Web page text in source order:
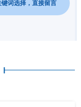
键词选择，直接留言